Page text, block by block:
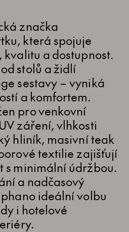
značka
která spojuje
a dostupnost.
stolů a židlí
sestavy – vyniká
a komfortem.
pro venkovní
záření, vlhkosti
hliník, masivní teak
textilie zajišťují
s minimální údržbou.
a nadčasový
ideální volbu
i hotelové